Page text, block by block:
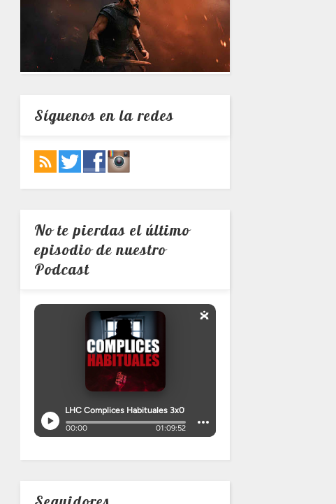
Síguenos en la redes
No te pierdas el último
episodio de nuestro
Podcast